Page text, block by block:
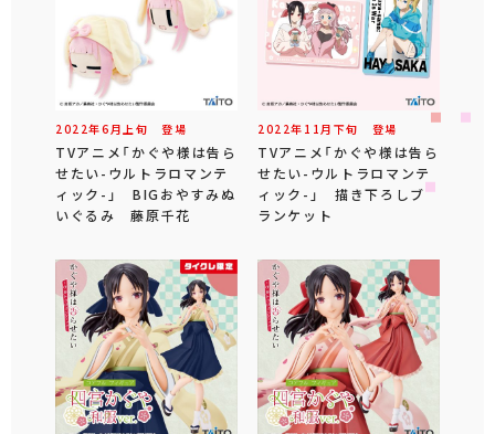
2022年6 月 上旬 登場
TVアニメ「かぐや様は告ら
せたい-ウルトラロマンテ
ィック-」 BIGおやすみぬ
いぐるみ 藤原千花
2022年 11 月 下旬 登場
TVアニメ「かぐや様は告ら
せたい-ウルトラロマンテ
ィック-」 描き下ろしブ
ランケット